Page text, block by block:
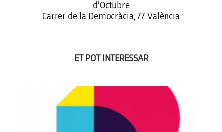
d’Octubre
Carrer de la Democràcia, 77. València
ET POT INTERESSAR